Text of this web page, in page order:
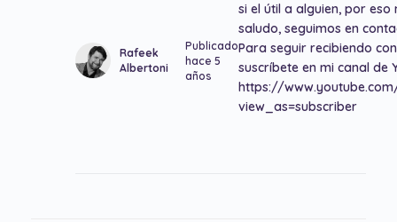
Rafeek
Albertoni
Publicado
hace 5
años
si el útil a alguien, por
saludo, seguimos en
Para seguir recibiendo
suscríbete en mi canal de
https://
view_as=subscriber